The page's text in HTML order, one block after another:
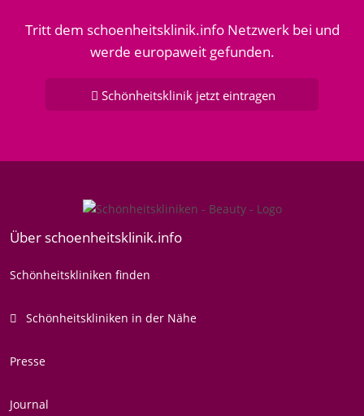
Tritt dem schoenheitsklinik.info Netzwerk bei und
werde europaweit gefunden.
Schönheitsklinik jetzt eintragen
Über schoenheitsklinik.info
Schönheitskliniken finden
Schönheitskliniken in der Nähe
Presse
Journal